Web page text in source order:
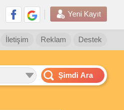
Yeni Kayıt
Destek
Reklam
İletişim
Şimdi Ara